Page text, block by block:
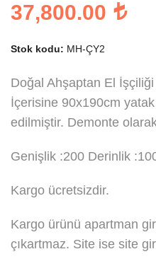
37,800.00
Stok kodu: MH-ÇY2
Doğal Ahşaptan El
İçerisine 90x190cm
edilmiştir. Demonte
Genişlik :200 Derinlik
Kargo ücretsizdir.
Kargo ürünü apartman
çıkartmaz. Site ise site